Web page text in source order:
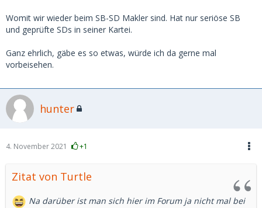
Womit wir wieder beim SB-SD Makler sind. Hat nur seriöse SB
und geprüfte SDs in seiner Kartei.
Ganz ehrlich, gäbe es so etwas, würde ich da gerne mal
vorbeisehen.
hunter
4. November 2021 +1
Zitat von Turtle
Na darüber ist man sich hier im Forum ja nicht mal bei